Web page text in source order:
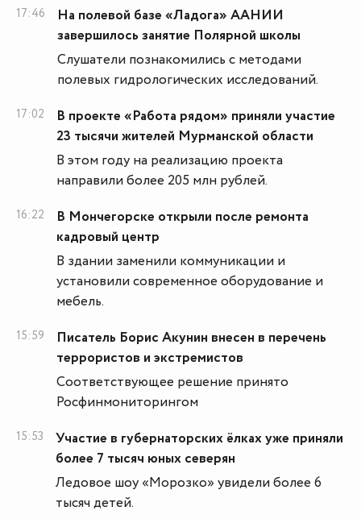
17:46
На полевой базе «Ладога» ААНИИ
завершилось занятие Полярной школы
Слушатели познакомились с методами
полевых гидрологических исследований.
17:02
В проекте «Работа рядом» приняли участие
23 тысячи жителей Мурманской области
В этом году на реализацию проекта
направили более 205 млн рублей.
16:22
В Мончегорске открыли после ремонта
кадровый центр
В здании заменили коммуникации и
установили современное оборудование и
мебель.
15:59
Писатель Борис Акунин внесен в перечень
террористов и экстремистов
Соответствующее решение принято
Росфинмониторингом
15:53
Участие в губернаторских ёлках уже приняли
более 7 тысяч юных северян
Ледовое шоу «Морозко» увидели более 6
тысяч детей.